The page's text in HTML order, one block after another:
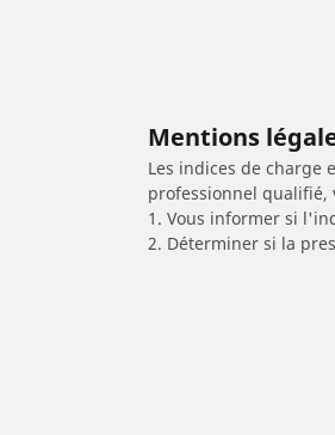
Mentions
Les indices de
professionnel qualifié,
1. Vous informer si
2. Déterminer si la